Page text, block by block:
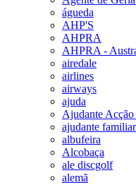
águeda
AHP'S
AHPRA
AHPRA -
airedale
airlines
airways
ajuda
Ajudante
ajudante familiar
albufeira
Alcobaça
ale discgolf
alemã